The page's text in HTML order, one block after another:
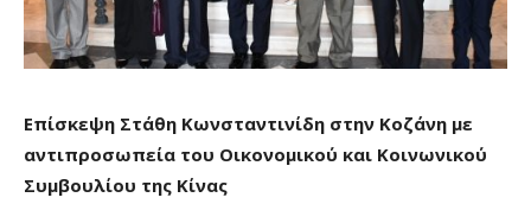
Επίσκεψη Στάθη Κωνσταντινίδη στην Κοζάνη με
αντιπροσωπεία του Οικονομικού και Κοινωνικού
Συμβουλίου της Κίνας